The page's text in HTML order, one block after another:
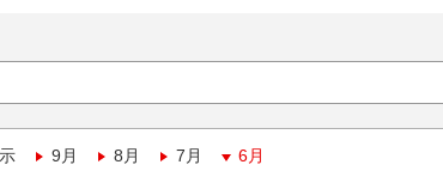
9月 8月 7月 6月